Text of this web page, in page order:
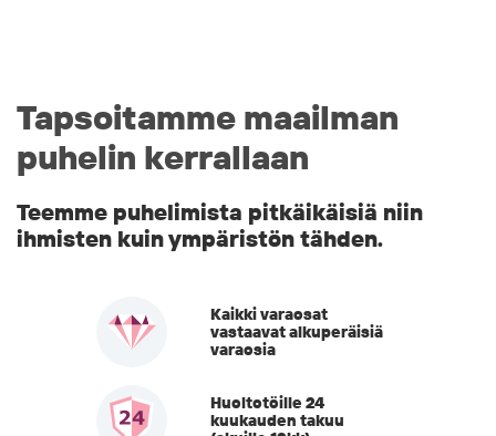
Tapsoitamme maailman
puhelin kerrallaan
Teemme puhelimista pitkäikäisiä niin
ihmisten kuin ympäristön tähden.
Kaikki varaosat
vastaavat alkuperäisiä
varaosia
Huoltotöille 24
kuukauden takuu